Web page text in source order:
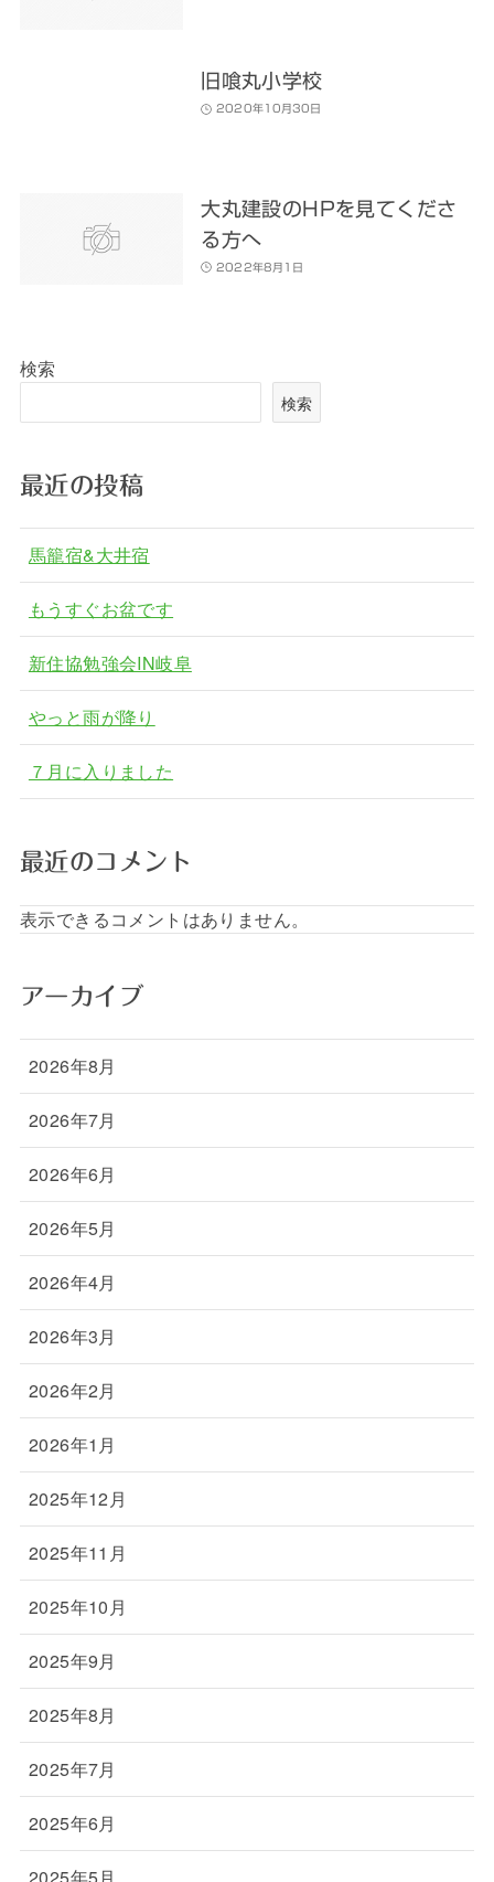
旧喰丸小学校
2020年10月30日
大丸建設のHPを見てくださ
る方へ
2022年8月1日
検索
検索
最近の投稿
馬籠宿&大井宿
もうすぐお盆です
新住協勉強会IN岐阜
やっと雨が降り
７月に入りました
最近のコメント
表示できるコメントはありません。
アーカイブ
2026年8月
2026年7月
2026年6月
2026年5月
2026年4月
2026年3月
2026年2月
2026年1月
2025年12月
2025年11月
2025年10月
2025年9月
2025年8月
2025年7月
2025年6月